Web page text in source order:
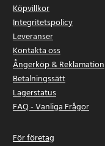
Köpvillkor
Integritetspolicy
Leveranser
Kontakta oss
Ångerköp & Reklamation
Betalningssätt
Lagerstatus
FAQ - Vanliga Frågor
För företag